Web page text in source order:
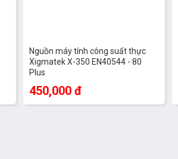
Nguồn máy tính công suất thực
Xigmatek X-350 EN40544 - 80
Plus
450,000 đ